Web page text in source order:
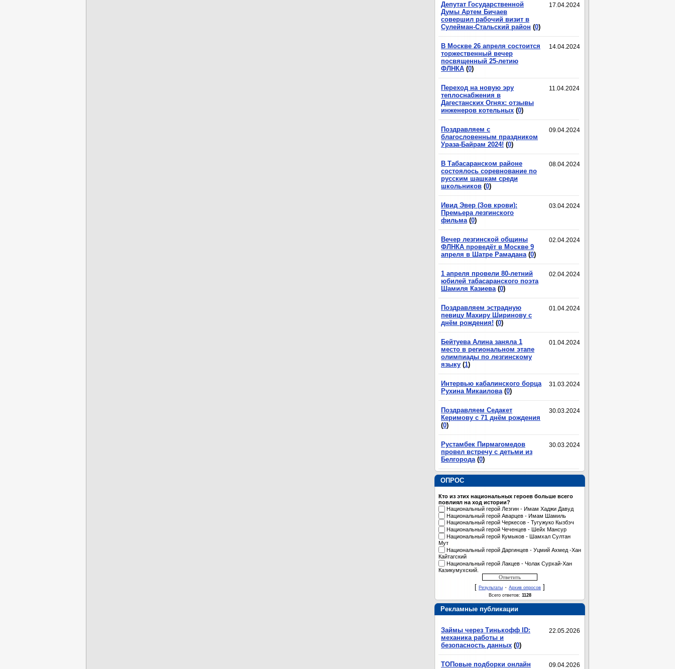
17.04.2024
Депутат Государственной
Думы Артем Бичаев
совершил рабочий визит в
Сулейман-Стальский район (0)
14.04.2024
В Москве 26 апреля состоится
торжественный вечер
посвященный 25-летию
ФЛНКА (0)
11.04.2024
Переход на новую эру
теплоснабжения в
Дагестанских Огнях: отзывы
инженеров котельных (0)
09.04.2024
Поздравляем с
благословенным праздником
Ураза-Байрам 2024! (0)
08.04.2024
В Табасаранском районе
состоялось соревнование по
русским шашкам среди
школьников (0)
03.04.2024
Ивид Эвер (Зов крови):
Премьера лезгинского
фильма (0)
02.04.2024
Вечер лезгинской общины
ФЛНКА проведёт в Москве 9
апреля в Шатре Рамадана (0)
02.04.2024
1 апреля провели 80-летний
юбилей табасаранского поэта
Шамиля Казиева (0)
01.04.2024
Поздравляем эстрадную
певицу Махиру Ширинову с
днём рождения! (0)
01.04.2024
Бейтуева Алина заняла 1
место в региональном этапе
олимпиады по лезгинскому
языку (1)
31.03.2024
Интервью кабалинского борца
Рухина Микаилова (0)
30.03.2024
Поздравляем Седакет
Керимову с 71 днём рождения
(0)
30.03.2024
Рустамбек Пирмагомедов
провел встречу с детьми из
Белгорода (0)
ОПРОС
Кто из этих национальных героев больше всего
повлиял на ход истории?
Национальный герой Лезгин - Имам Хаджи Давуд
Национальный герой Аварцев - Имам Шамиль
Национальный герой Черкесов - Тугужуко Кызбэч
Национальный герой Чеченцев - Шейх Мансур
Национальный герой Кумыков - Шамхал Султан
Мут
Национальный герой Даргинцев - Уцмий Ахмед -Хан
Кайтагский
Национальный герой Лакцев - Чолак Сурхай-Хан
Казикумухский.
[ Результаты · Архив опросов ]
Всего ответов: 1128
Рекламные публикации
22.05.2026
Займы через Тинькофф ID:
механика работы и
безопасность данных (0)
09.04.2026
ТОПовые подборки онлайн